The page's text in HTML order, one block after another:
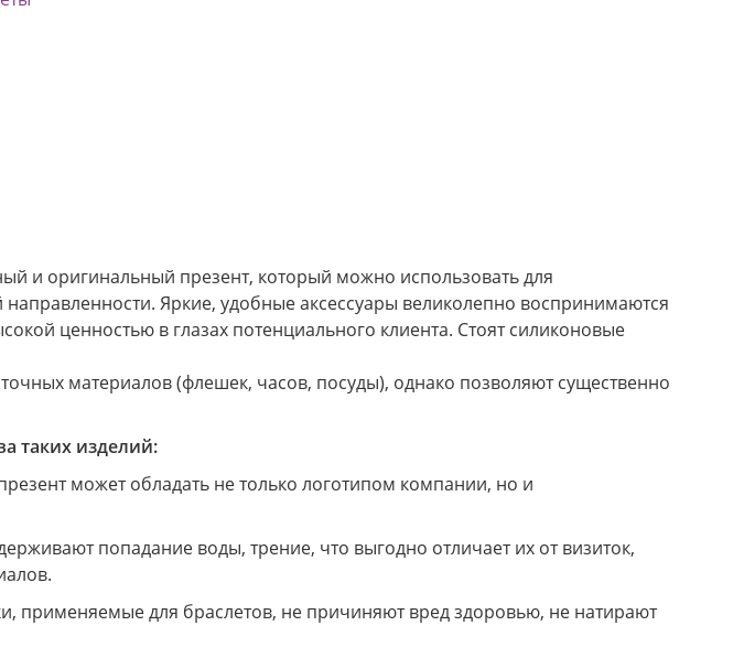
и оригинальный презент, который можно использовать для
Яркие, удобные аксессуары великолепно воспринимаются
ценностью в глазах потенциального клиента. Стоят силиконовые
материалов (флешек, часов, посуды), однако позволяют существенно
таких изделий:
может обладать не только логотипом компании, но и
попадание воды, трение, что выгодно отличает их от визиток,
применяемые для браслетов, не причиняют вред здоровью, не натирают